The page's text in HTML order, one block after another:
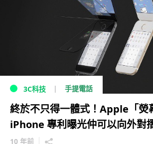
3C科技 手提電話
終於不只得一體式！Apple「熒
iPhone 專利曝光仲可以向外對
10 年前